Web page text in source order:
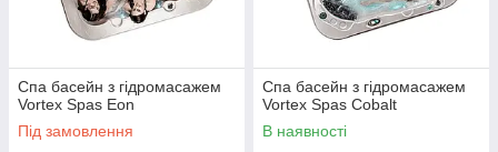
Спа басейн з гідромасажем
Vortex Spas Eon
Під замовлення
Спа басейн з гідромасажем
Vortex Spas Cobalt
В наявності